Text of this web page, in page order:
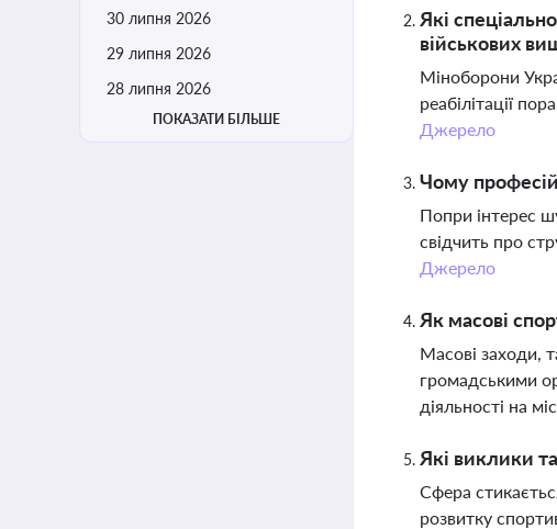
30 липня 2026
29 липня 2026
28 липня 2026
ПОКАЗАТИ БІЛЬШЕ
Які
військових
Міноборони
реабілітації
Джерело
Чому
Попри інтерес
свідчить про
Джерело
Як масові
Масові заходи,
громадськими
діяльності на
Які виклики
Сфера
розвитку